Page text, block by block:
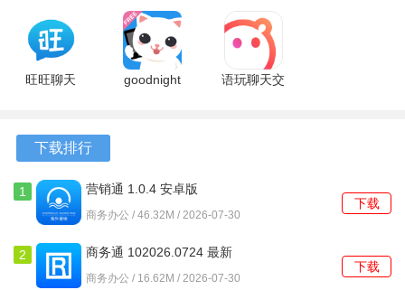
松处理各种图像问题，提升视觉效果。
软件功能
2、导入图片识别功能，支持用户将已有的图片文件导入进行
文字识别，方便快捷。
3、表格识别功能，能够将复杂的表格信息转化为可编辑的文
本，极大地方便了数据处理。
4、智能排版功能，识别后自动排版，使得文档内容更加整洁
8.8.2 安卓
版
5.35.0 最新
会app
8.6.200 安
卓版
旺旺聊天
goodnight
语玩聊天交
下载排行
1 营销通 1.0.4 安卓版
商务办公 / 46.32M / 2026-07-30
下载
2
商务通 102026.0724 最新
版
商务办公 / 16.62M / 2026-07-30
下载